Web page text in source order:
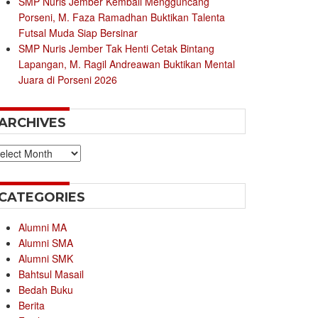
Porseni, M. Faza Ramadhan Buktikan Talenta
Futsal Muda Siap Bersinar
SMP Nuris Jember Tak Henti Cetak Bintang
Lapangan, M. Ragil Andreawan Buktikan Mental
Juara di Porseni 2026
Alumni MA
Alumni SMA
Alumni SMK
Bahtsul Masail
Bedah Buku
Berita